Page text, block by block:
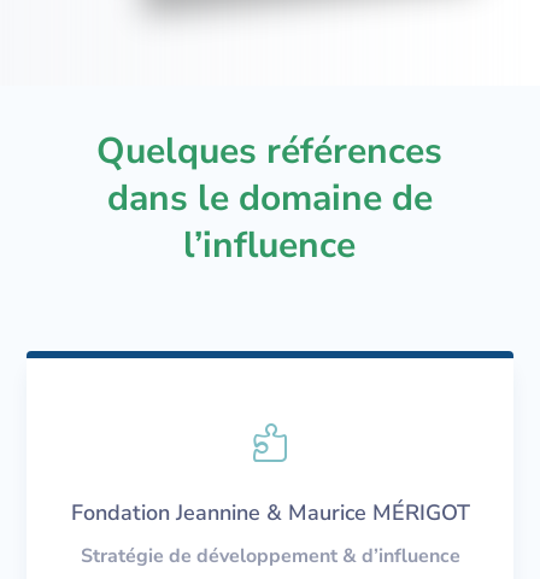
Quelques références
dans le domaine de
l’influence

Fondation Jeannine & Maurice MÉRIGOT
Stratégie de développement & d’influence